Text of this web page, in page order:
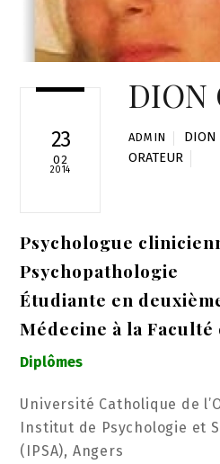
23
02
2014
DION
ADMIN DION
ORATEUR
Psychologue
Psychopathologie
Étudiante en
Médecine à la Faculté
Diplômes
Université Catholique de
Institut de Psychologie et
(IPSA), Angers